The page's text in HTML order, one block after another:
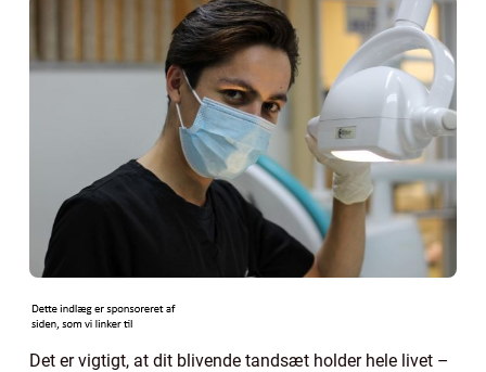
Det er vigtigt, at dit blivende tandsæt holder hele livet –